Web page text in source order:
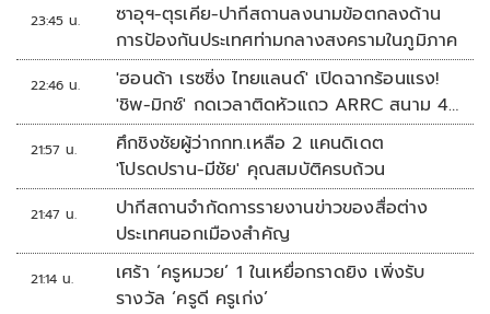
23:45 น.
ซาอุฯ-ตุรเคีย-ปากีสถานลงนามข้อตกลงด้าน
การป้องกันประเทศท่ามกลางสงครามในภูมิภาค
22:46 น.
'ฮอนด้า เรซซิ่ง ไทยแลนด์' เปิดฉากร้อนแรง!
'ชิพ-มิกซ์' กดเวลาติดหัวแถว ARRC สนาม 4
ที่มัลดาลิกา
21:57 น.
ศึกชิงชัยผู้ว่ากกท.เหลือ 2 แคนดิเดต
'โปรดปราน-มีชัย' คุณสมบัติครบถ้วน
21:47 น.
ปากีสถานจำกัดการรายงานข่าวของสื่อต่าง
ประเทศนอกเมืองสำคัญ
21:14 น.
เศร้า ‘ครูหมวย’ 1 ในเหยื่อกราดยิง เพิ่งรับ
รางวัล ‘ครูดี ครูเก่ง’